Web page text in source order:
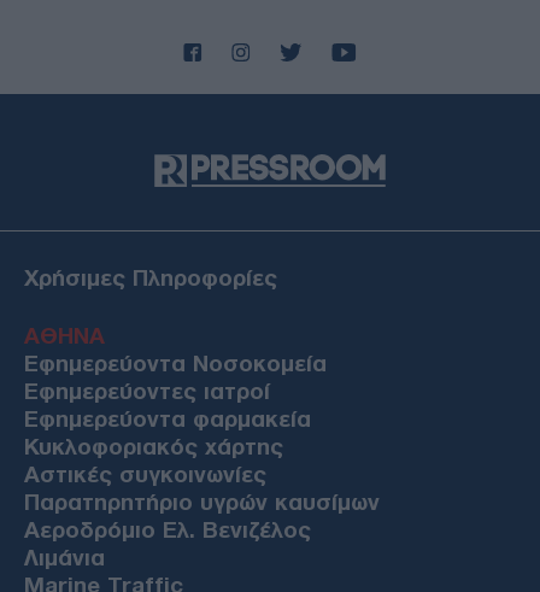
Χρήσιμες Πληροφορίες
ΑΘΗΝΑ
Εφημερεύοντα Νοσοκομεία
Εφημερεύοντες ιατροί
Εφημερεύοντα φαρμακεία
Κυκλοφοριακός χάρτης
Αστικές συγκοινωνίες
Παρατηρητήριο υγρών καυσίμων
Αεροδρόμιο Ελ. Βενιζέλος
Λιμάνια
Marine Traffic